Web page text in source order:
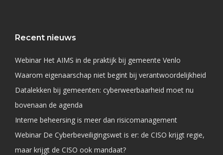
Recent nieuws
Webinar Het AIMS in de praktijk bij gemeente Venlo
Waarom eigenaarschap niet begint bij verantwoordelijkheid
Datalekken bij gemeenten: cyberweerbaarheid moet nu
bovenaan de agenda
Interne beheersing is meer dan risicomanagement
Webinar De Cyberbeveiligingswet is er: de CISO krijgt regie,
maar krijgt de CISO ook mandaat?